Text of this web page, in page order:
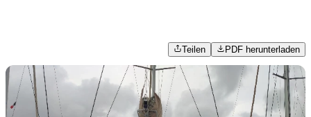
Teilen PDF herunterladen